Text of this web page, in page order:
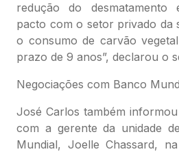
redução do desmatamento
pacto com o setor privado da
o consumo de carvão
prazo de 9 anos”, declarou o
Negociações com Banco
José Carlos também
com a gerente da unidade
Mundial, Joelle Chassard,